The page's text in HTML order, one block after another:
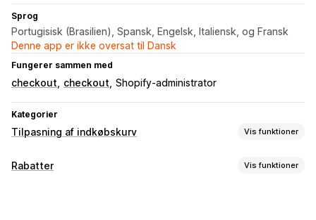
Sprog
Portugisisk (Brasilien), Spansk, Engelsk, Italiensk, og Fransk
Denne app er ikke oversat til Dansk
Fungerer sammen med
checkout checkout Shopify-administrator
Kategorier
Tilpasning af indkøbskurv Vis funktioner
Kurvvisning
Rabatter Vis funktioner